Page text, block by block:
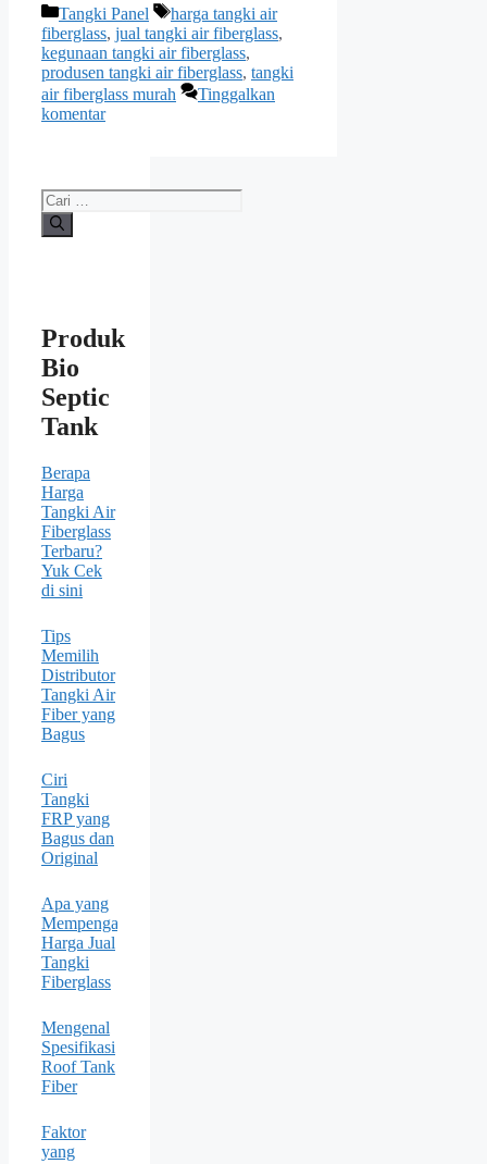
Kategori
Tangki Panel Tag
harga tangki air
fiberglass, jual tangki air fiberglass,
kegunaan tangki air fiberglass,
produsen tangki air fiberglass, tangki
air fiberglass murah
Tinggalkan
komentar
Cari
untuk:
Produk
Bio
Septic
Tank
Berapa
Harga
Tangki Air
Fiberglass
Terbaru?
Yuk Cek
di sini
Tips
Memilih
Distributor
Tangki Air
Fiber yang
Bagus
Ciri
Tangki
FRP yang
Bagus dan
Original
Apa yang
Mempengaruhi
Harga Jual
Tangki
Fiberglass
Mengenal
Spesifikasi
Roof Tank
Fiber
Faktor
yang